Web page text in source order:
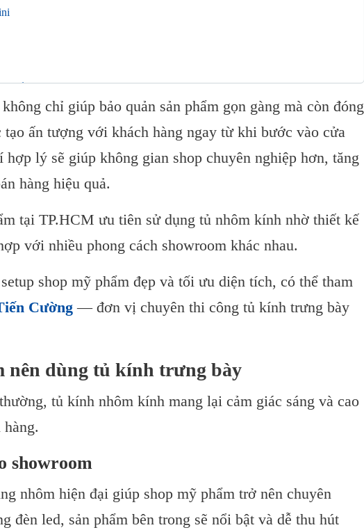
phẩm phù hợp
phẩm
hiện nay
TP.HCM
chỉ giúp bảo quản sản phẩm gọn gàng mà còn đóng
ấn tượng với khách hàng ngay từ khi bước vào cửa
lý sẽ giúp không gian shop chuyên nghiệp hơn, tăng
hàng hiệu quả.
tại TP.HCM ưu tiên sử dụng tủ nhôm kính nhờ thiết kế
với nhiều phong cách showroom khác nhau.
shop mỹ phẩm đẹp và tối ưu diện tích, có thể tham
Cường — đơn vị chuyên thi công tủ kính trưng bày
nên dùng tủ kính trưng bày
tủ kính nhôm kính mang lại cảm giác sáng và cao
showroom
nhôm hiện đại giúp shop mỹ phẩm trở nên chuyên
đèn led, sản phẩm bên trong sẽ nổi bật và dễ thu hút